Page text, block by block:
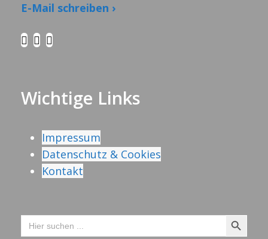
E-Mail schreiben ›
Wichtige Links
Impressum
Datenschutz & Cookies
Kontakt
Search
for:
Search Button